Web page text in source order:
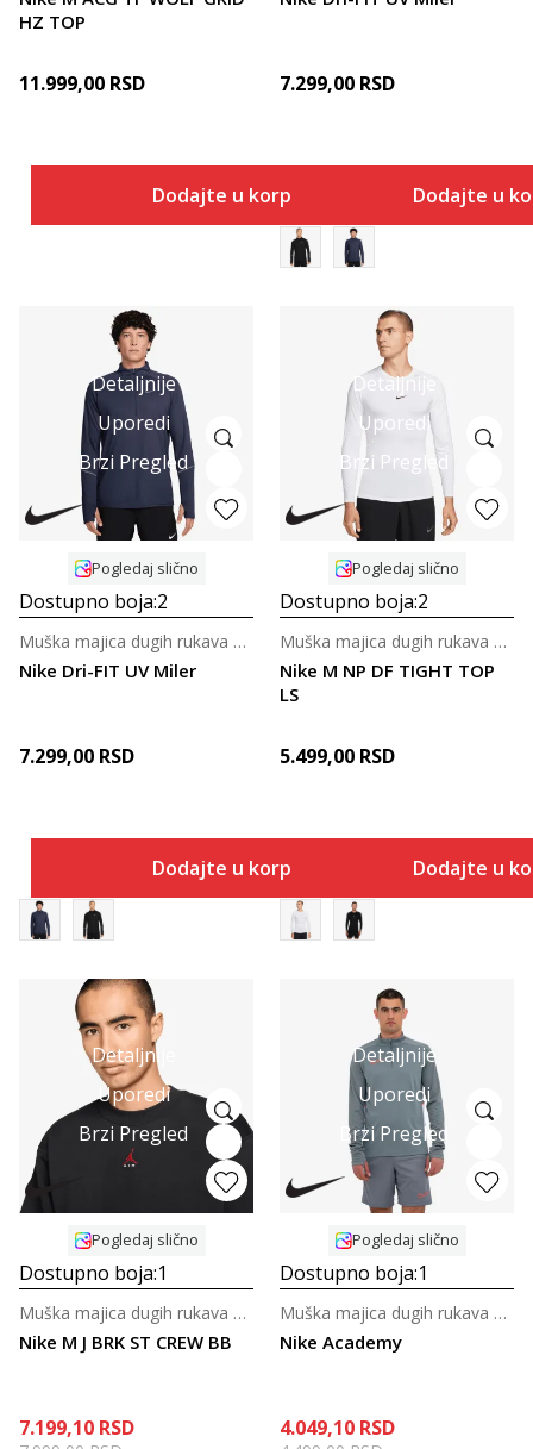
HZ TOP
11.999,00 RSD
Dodajte u korpu
7.299,00 RSD
Dodajte u
Detaljnije
Uporedi
Brzi Pregled
Pogledaj slično
Dostupno boja:2
Nike Dri-FIT UV Miler
Muška majica dugih rukava za trčanje
7.299,00 RSD
Dodajte u korpu
Detaljnije
Uporedi
Brzi Pregled
Pogledaj slično
Dostupno boja:2
Nike M NP DF TIGHT TOP
LS
Muška majica dugih rukava za trening
5.499,00 RSD
Dodajte u
Detaljnije
Uporedi
Brzi Pregled
Pogledaj slično
Dostupno boja:1
Nike M J BRK ST CREW BB
Muška majica dugih rukava za košarku
7.199,10 RSD
Detaljnije
Uporedi
Brzi Pregled
Pogledaj slično
Dostupno boja:1
Nike Academy
Muška majica dugih rukava za fudbal
4.049,10 RSD